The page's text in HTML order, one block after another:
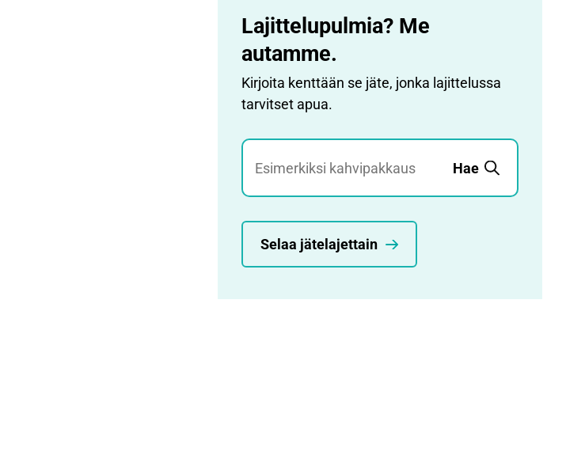
Lajittelupulmia? Me
autamme.
Kirjoita kenttään se jäte, jonka lajittelussa
tarvitset apua.
Jätehaku
Hae
Selaa jätelajettain